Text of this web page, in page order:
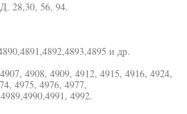
28,30, 56, 94.
и др.
4908, 4909, 4912, 4915, 4916, 4924,
4975, 4976, 4977,
4992.